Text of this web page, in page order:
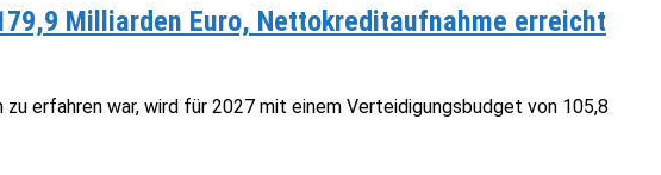
Milliarden Euro, Nettokreditaufnahme erreicht
erfahren war, wird für 2027 mit einem Verteidigungsbudget von 105,8